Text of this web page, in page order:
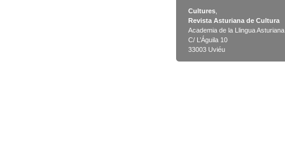
Cultures
Revista Asturiana de Cultura
Academia de la Llingua Asturiana
C/ L’Águila 10
33003 Uviéu